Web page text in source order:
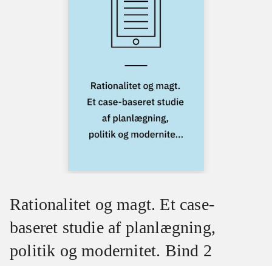
Rationalitet og magt. Et case-
baseret studie af planlægning,
politik og modernitet. Bind 2